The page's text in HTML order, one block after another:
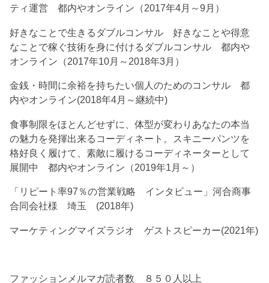
ティ運営 都内やオンライン（2017年4月～9月）
好きなことで生きるダブルコンサル 好きなことや得意
なことで稼ぐ技術を身に付けるダブルコンサル 都内や
オンライン（2017年10月～2018年3月）
金銭・時間に余裕を持ちたい個人のためのコンサル 都
内やオンライン(2018年4月～継続中)
食事制限をほとんどせずに、体型が変わりあなたの本当
の魅力を発揮出来るコーディネート。スキニーパンツを
格好良く履けて、素敵に履けるコーディネーターとして
展開中 都内やオンライン（2019年1月～）
「リピート率97％の営業戦略 インタビュー」河合商事
合同会社様 埼玉 (2018年)
マーケティングマイズラジオ ゲストスピーカー(2021年)
ファッションメルマガ読者数 ８５０人以上